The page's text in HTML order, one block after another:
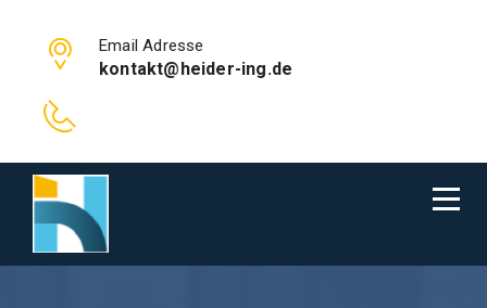
Email Adresse
kontakt@heider-ing.de